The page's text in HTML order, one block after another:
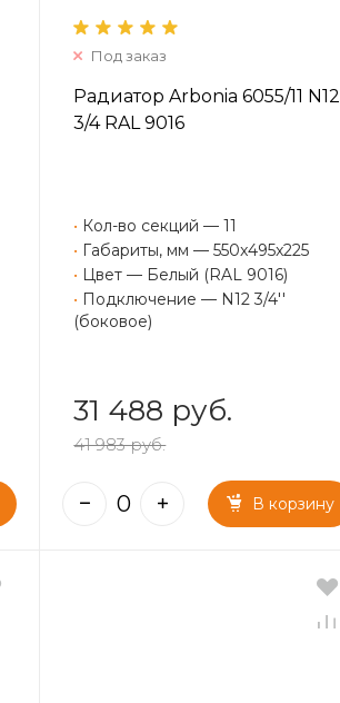
Под заказ
Радиатор Arbonia 6055/11 N12
3/4 RAL 9016
• Кол-во секций — 11
• Габариты, мм — 550x495x225
• Цвет — Белый (RAL 9016)
• Подключение — N12 3/4''
(боковое)
31 488 руб.
41 983 руб.
В корзину